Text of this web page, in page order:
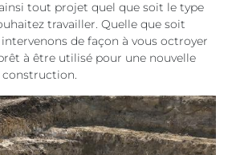
tout projet quel que soit le type
travailler. Quelle que soit
de façon à vous octroyer
à être utilisé pour une nouvelle